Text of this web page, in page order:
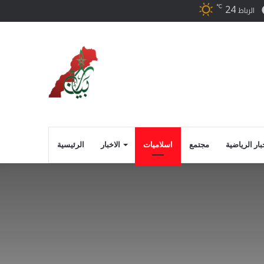
فيسبوك
الرباط 24
℃
الرئيسية الاخبار اسلاميات مجتمع الرياضية